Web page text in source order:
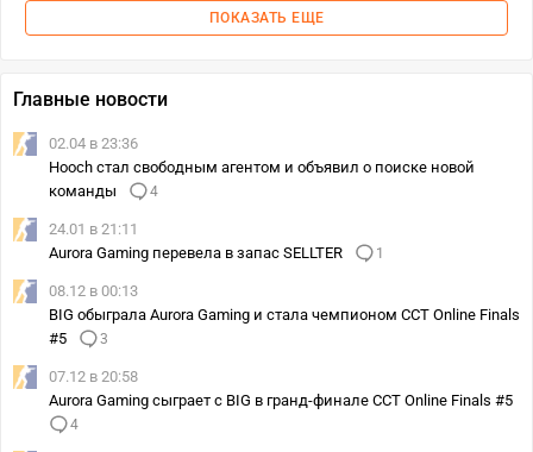
ПОКАЗАТЬ ЕЩЕ
Главные новости
02.04 в 23:36
Hooch стал свободным агентом и объявил о поиске новой
команды
4
24.01 в 21:11
Aurora Gaming перевела в запас SELLTER
1
08.12 в 00:13
BIG обыграла Aurora Gaming и стала чемпионом CCT Online Finals
#5
3
07.12 в 20:58
Aurora Gaming сыграет с BIG в гранд-финале CCT Online Finals #5
4